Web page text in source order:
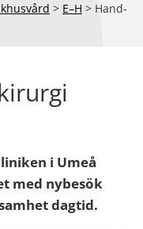
> E–H > Hand-
i Umeå
med nybesök
dagtid.